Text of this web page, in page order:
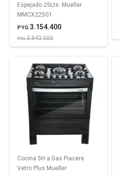
Espejado 25Lts. Mueller
MMCX225G1
PYG 3.154.400
PYG3.943.000
Cocina 5H a Gas Piacere
Vetro Plus Mueller